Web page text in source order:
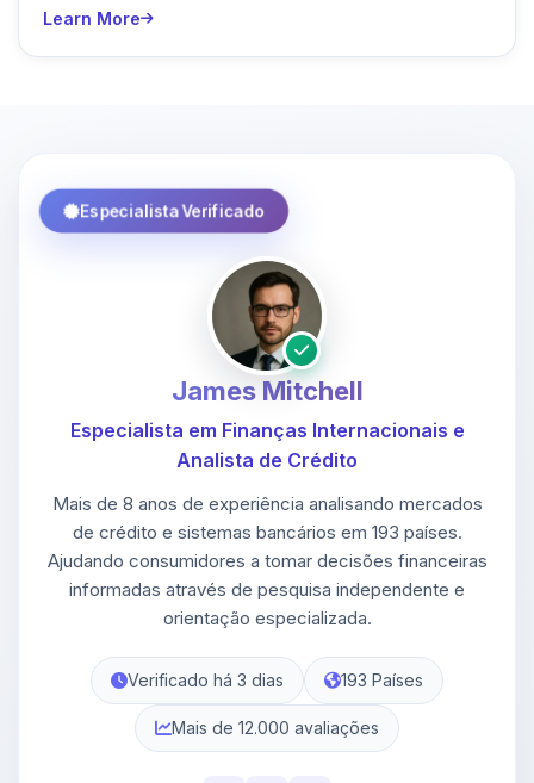
Learn More
Especialista Verificado
James Mitchell
Especialista em Finanças Internacionais e
Analista de Crédito
Mais de 8 anos de experiência analisando mercados
de crédito e sistemas bancários em 193 países.
Ajudando consumidores a tomar decisões financeiras
informadas através de pesquisa independente e
orientação especializada.
Verificado há 3 dias 193 Países
Mais de 12.000 avaliações